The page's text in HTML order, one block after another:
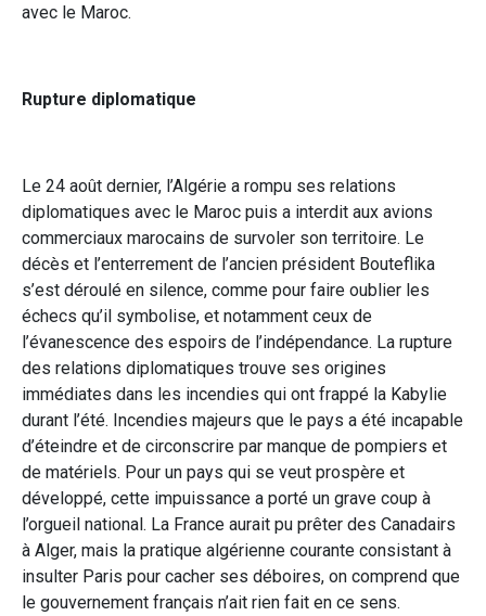
avec le Maroc.
Rupture diplomatique
Le 24 août dernier, l’Algérie a rompu ses relations
diplomatiques avec le Maroc puis a interdit aux avions
commerciaux marocains de survoler son territoire. Le
décès et l’enterrement de l’ancien président Bouteflika
s’est déroulé en silence, comme pour faire oublier les
échecs qu’il symbolise, et notamment ceux de
l’évanescence des espoirs de l’indépendance. La rupture
des relations diplomatiques trouve ses origines
immédiates dans les incendies qui ont frappé la Kabylie
durant l’été. Incendies majeurs que le pays a été incapable
d’éteindre et de circonscrire par manque de pompiers et
de matériels. Pour un pays qui se veut prospère et
développé, cette impuissance a porté un grave coup à
l’orgueil national. La France aurait pu prêter des Canadairs
à Alger, mais la pratique algérienne courante consistant à
insulter Paris pour cacher ses déboires, on comprend que
le gouvernement français n’ait rien fait en ce sens.